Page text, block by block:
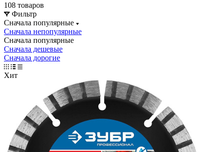
108 товаров
Фильтр
Сначала популярные
Сначала непопулярные
Сначала популярные
Сначала дешевые
Сначала дорогие
Хит